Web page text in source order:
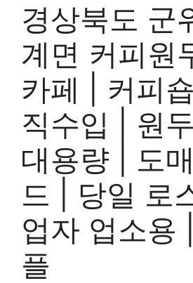
경상북도 군
계면 커피원
카페 | 커피
직수입 | 원두
대용량 | 도
드 | 당일 로
업자 업소용
플